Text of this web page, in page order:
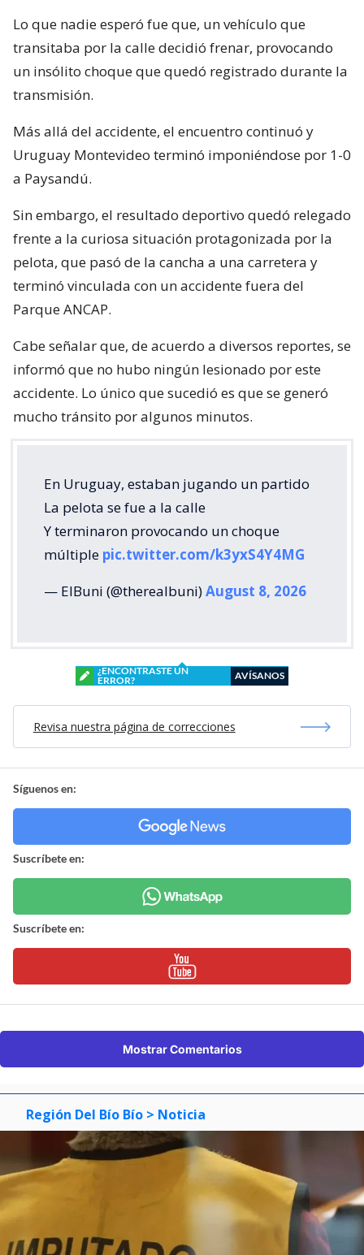
Lo que nadie esperó fue que, un vehículo que
transitaba por la calle decidió frenar, provocando
un insólito choque que quedó registrado durante la
transmisión.
Más allá del accidente, el encuentro continuó y
Uruguay Montevideo terminó imponiéndose por 1-0
a Paysandú.
Sin embargo, el resultado deportivo quedó relegado
frente a la curiosa situación protagonizada por la
pelota, que pasó de la cancha a una carretera y
terminó vinculada con un accidente fuera del
Parque ANCAP.
Cabe señalar que, de acuerdo a diversos reportes, se
informó que no hubo ningún lesionado por este
accidente. Lo único que sucedió es que se generó
mucho tránsito por algunos minutos.
En Uruguay, estaban jugando un partido
La pelota se fue a la calle
Y terminaron provocando un choque
múltiple pic.twitter.com/k3yxS4Y4MG
— ElBuni (@therealbuni)August 8, 2026
¿ENCONTRASTE UN
ERROR?
AVÍSANOS
Revisa nuestra página de correcciones
Síguenos en:
Suscríbete en:
Suscríbete en:
Mostrar Comentarios
Región Del Bío Bío > Noticia